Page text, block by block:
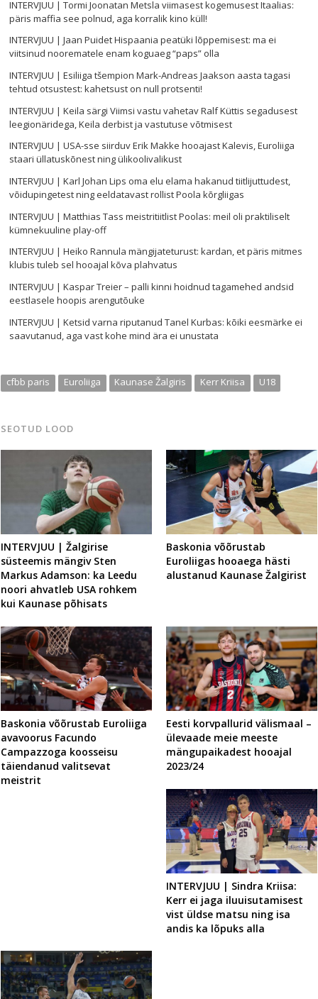
INTERVJUU | Tormi Joonatan Metsla viimasest kogemusest Itaalias:
päris maffia see polnud, aga korralik kino küll!
INTERVJUU | Jaan Puidet Hispaania peatüki lõppemisest: ma ei
viitsinud noorematele enam koguaeg “paps” olla
INTERVJUU | Esiliiga tšempion Mark-Andreas Jaakson aasta tagasi
tehtud otsustest: kahetsust on null protsenti!
INTERVJUU | Keila särgi Viimsi vastu vahetav Ralf Küttis segadusest
leegionäridega, Keila derbist ja vastutuse võtmisest
INTERVJUU | USA-sse siirduv Erik Makke hooajast Kalevis, Euroliiga
staari üllatuskõnest ning ülikoolivalikust
INTERVJUU | Karl Johan Lips oma elu elama hakanud tiitlijuttudest,
võidupingetest ning eeldatavast rollist Poola kõrgliigas
INTERVJUU | Matthias Tass meistritiitlist Poolas: meil oli praktiliselt
kümnekuuline play-off
INTERVJUU | Heiko Rannula mängijateturust: kardan, et päris mitmes
klubis tuleb sel hooajal kõva plahvatus
INTERVJUU | Kaspar Treier – palli kinni hoidnud tagamehed andsid
eestlasele hoopis arengutõuke
INTERVJUU | Ketsid varna riputanud Tanel Kurbas: kõiki eesmärke ei
saavutanud, aga vast kohe mind ära ei unustata
cfbb paris Euroliiga Kaunase Žalgiris Kerr Kriisa U18
SEOTUD LOOD
INTERVJUU | Žalgirise
süsteemis mängiv Sten
Markus Adamson: ka Leedu
noori ahvatleb USA rohkem
kui Kaunase põhisats
Baskonia võõrustab
Euroliigas hooaega hästi
alustanud Kaunase Žalgirist
Baskonia võõrustab Euroliiga
avavoorus Facundo
Campazzoga koosseisu
täiendanud valitsevat
meistrit
Eesti korvpallurid välismaal –
ülevaade meie meeste
mängupaikadest hooajal
2023/24
INTERVJUU | Sindra Kriisa:
Kerr ei jaga iluuisutamisest
vist üldse matsu ning isa
andis ka lõpuks alla